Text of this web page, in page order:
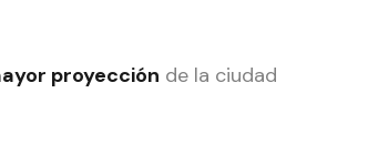
proyección de la ciudad